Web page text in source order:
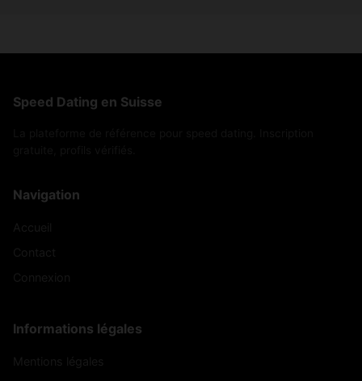
Speed Dating en Suisse
Navigation
Informations légales